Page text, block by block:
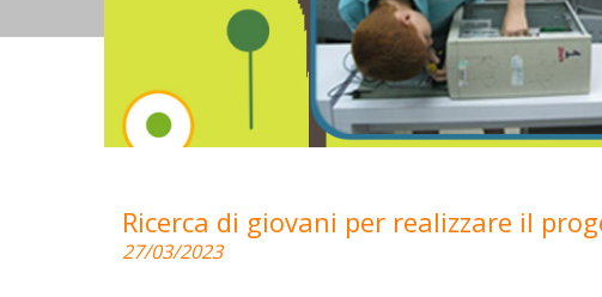
Ricerca di giovani per realizzare il
27/03/2023